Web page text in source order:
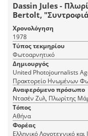
Dassin Jules -
Bertolt,
Χρονολόγηση
1978
Τύπος τεκμηρίου
Φωτοαρνητικό
Δημιουργός
United Photojournalists Agency Athens,
Πρακτορείο Ηνωμένων Φωτορεπόρτερ
Πεσμαζόγλου, τηλ. 22-348
Αναφερόμενο πρόσωπο
Ντασέν Ζυλ, Πλωρίτης
Τόπος
Αθήνα
Φορέας
Ελληνικό Λογοτεχνικό